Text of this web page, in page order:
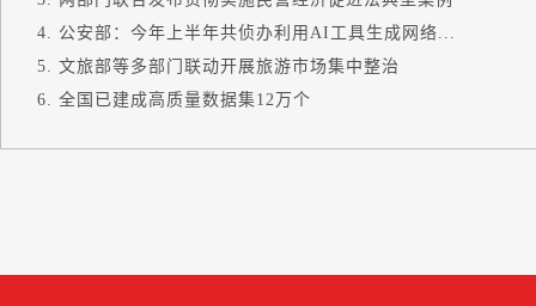
公安部：今年上半年共侦办利用AI工具生成网络...
文旅部等多部门联动开展旅游市场集中整治
全国已建成高质量数据集12万个